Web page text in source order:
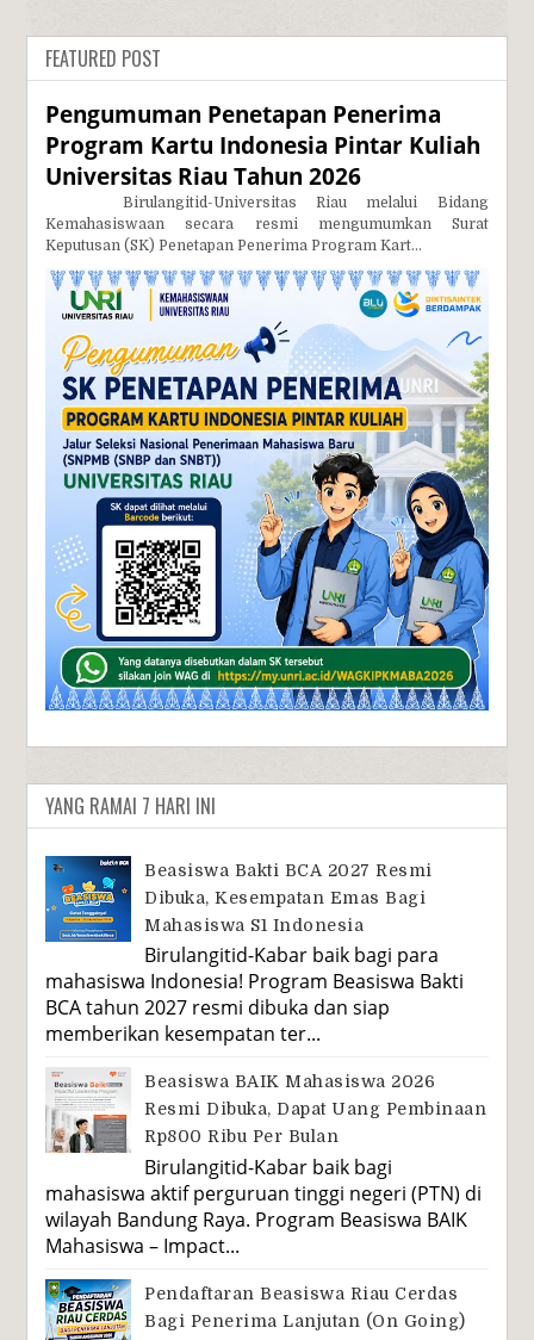
FEATURED POST
Pengumuman Penetapan Penerima
Program Kartu Indonesia Pintar Kuliah
Universitas Riau Tahun 2026
Birulangitid-Universitas Riau melalui Bidang
Kemahasiswaan secara resmi mengumumkan Surat
Keputusan (SK) Penetapan Penerima Program Kart...
YANG RAMAI 7 HARI INI
Beasiswa Bakti BCA 2027 Resmi
Dibuka, Kesempatan Emas Bagi
Mahasiswa S1 Indonesia
Birulangitid-Kabar baik bagi para
mahasiswa Indonesia! Program Beasiswa Bakti
BCA tahun 2027 resmi dibuka dan siap
memberikan kesempatan ter...
Beasiswa BAIK Mahasiswa 2026
Resmi Dibuka, Dapat Uang Pembinaan
Rp800 Ribu Per Bulan
Birulangitid-Kabar baik bagi
mahasiswa aktif perguruan tinggi negeri (PTN) di
wilayah Bandung Raya. Program Beasiswa BAIK
Mahasiswa – Impact...
Pendaftaran Beasiswa Riau Cerdas
Bagi Penerima Lanjutan (On Going)